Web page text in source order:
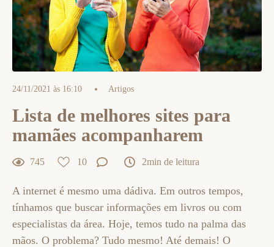
24/11/2021 às 16:10 Artigos
Lista de melhores sites para
mamães acompanharem
745 10 2min de leitura
A internet é mesmo uma dádiva. Em outros tempos,
tínhamos que buscar informações em livros ou com
especialistas da área. Hoje, temos tudo na palma das
mãos. O problema? Tudo mesmo! Até demais! O